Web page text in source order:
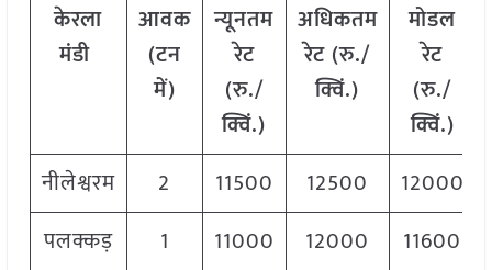
केरला
मंडी
आवक
(टन
में)
न्यूनतम
रेट
(रु./
क्विं.)
अधिकतम
रेट (रु./
क्विं.)
मोडल
रेट
(रु./
क्विं.)
नीलेश्वरम
2 11500 12500
12000
पलक्कड़
1 11000 12000 11600